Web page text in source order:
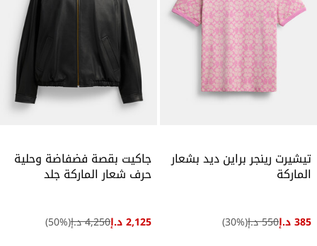
تيشيرت رينجر براين ديد بشعار
الماركة
385 د.إ 550 د.إ (
30%)
جاكيت بقصة فضفاضة وحلية
حرف شعار الماركة جلد
2,125 د.إ 4,250 د.إ (
50%)